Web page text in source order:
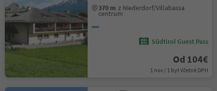
370 m z Niederdorf/Villabassa
centrum
Südtirol Guest Pass
Od 104€
1 noc / 1 byt Včetně DPH